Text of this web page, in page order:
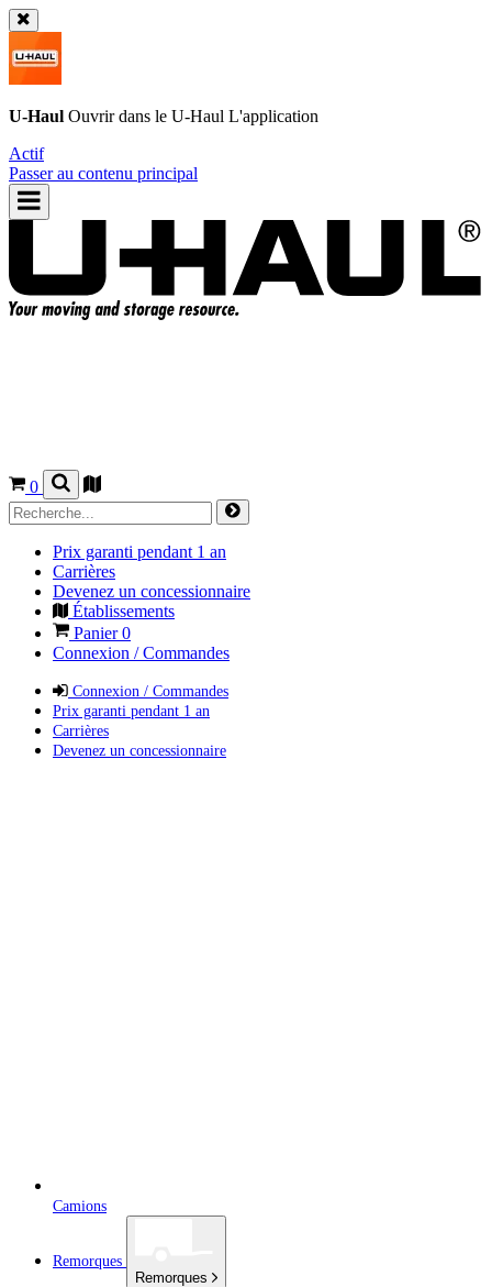
U-Haul Ouvrir dans le U-Haul L'application
Actif
Passer au contenu principal
0
Prix garanti pendant 1 an
Carrières
Devenez un concessionnaire
Établissements
Panier0
Connexion / Commandes
Connexion / Commandes
Prix garanti pendant 1 an
Carrières
Devenez un concessionnaire
Camions
Remorques
Remorques